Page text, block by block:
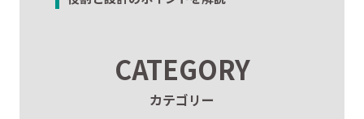
CATEGORY
カテゴリー